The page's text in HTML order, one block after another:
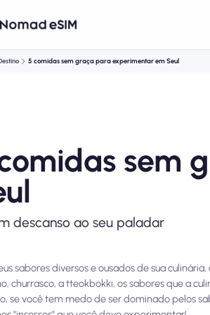
5 comidas sem graça para experimentar em Seul
sem
descanso ao seu paladar
sabores diversos e ousados de sua
churrasco, a tteokbokki, os sabores que a
se você tem medo de ser dominado pelos